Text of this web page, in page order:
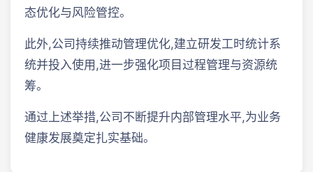
态优化与风险管控。
此外,公司持续推动管理优化,建立研发工时统计系
统并投入使用,进一步强化项目过程管理与资源统
筹。
通过上述举措,公司不断提升内部管理水平,为业务
健康发展奠定扎实基础。